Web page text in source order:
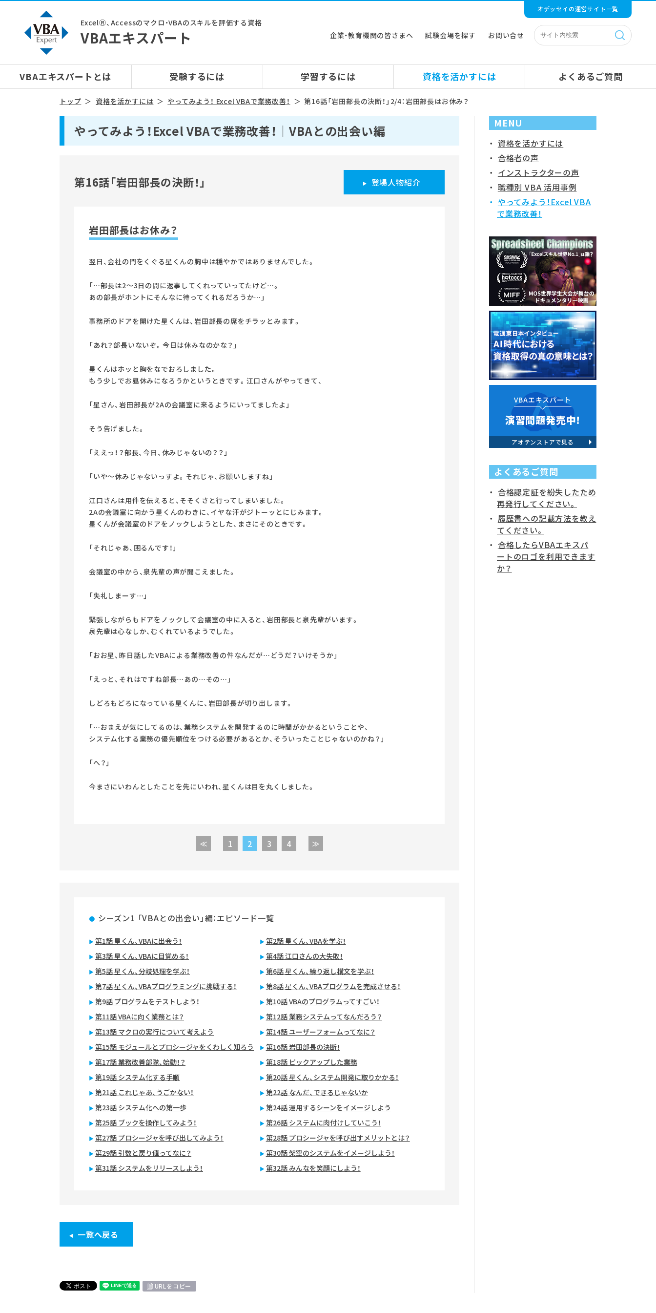
オデッセイの運営サイト一覧
ExcelⓇ、Accessのマクロ・VBAのスキルを評価する資格
VBAエキスパート 企業・教育機関の皆さまへ 試験会場を探す お問い合せ
VBAエキスパートとは 受験するには 学習するには 資格を活かすには よくあるご質問
トップ 資格を活かすには やってみよう！ Excel VBAで業務改善！ 第16話「岩田部長の決断！」2/4：岩田部長はお休み？
やってみよう！Excel VBAで業務改善！｜VBAとの出会い編
第16話「岩田部長の決断！」 登場人物紹介
岩田部長はお休み？
翌日、会社の門をくぐる星くんの胸中は穏やかではありませんでした。
「…部長は2～3日の間に返事してくれっていってたけど…。
あの部長がホントにそんなに待ってくれるだろうか…」
事務所のドアを開けた星くんは、岩田部長の席をチラッとみます。
「あれ？部長いないぞ。今日は休みなのかな？」
星くんはホッと胸をなでおろしました。
もう少しでお昼休みになろうかというときです。江口さんがやってきて、
「星さん、岩田部長が2Aの会議室に来るようにいってましたよ」
そう告げました。
「ええっ！？部長、今日、休みじゃないの？？」
「いや～休みじゃないっすよ。それじゃ、お願いしますね」
江口さんは用件を伝えると、そそくさと行ってしまいました。
2Aの会議室に向かう星くんのわきに、イヤな汗がジトーッとにじみます。
星くんが会議室のドアをノックしようとした、まさにそのときです。
「それじゃあ、困るんです！」
会議室の中から、泉先輩の声が聞こえました。
「失礼しまーす…」
緊張しながらもドアをノックして会議室の中に入ると、岩田部長と泉先輩がいます。
泉先輩は心なしか、むくれているようでした。
「おお星、昨日話したVBAによる業務改善の件なんだが…どうだ？いけそうか」
「えっと、それはですね部長…あの…その…」
しどろもどろになっている星くんに、岩田部長が切り出します。
「…おまえが気にしてるのは、業務システムを開発するのに時間がかかるということや、
システム化する業務の優先順位をつける必要があるとか、そういったことじゃないのかね？」
「へ？」
今まさにいわんとしたことを先にいわれ、星くんは目を丸くしました。
1 2 3 4
シーズン1 「VBAとの出会い」編：エピソード一覧
第1話 星くん、VBAに出会う！
第2話 星くん、VBAを学ぶ！
第3話 星くん、VBAに目覚める！
第4話 江口さんの大失敗！
第5話 星くん、分岐処理を学ぶ！
第6話 星くん、繰り返し構文を学ぶ！
第7話 星くん、VBAプログラミングに挑戦する！
第8話 星くん、VBAプログラムを完成させる！
第9話 プログラムをテストしよう！
第10話 VBAのプログラムってすごい！
第11話 VBAに向く業務とは？
第12話 業務システムってなんだろう？
第13話 マクロの実行について考えよう
第14話 ユーザーフォームってなに？
第15話 モジュールとプロシージャをくわしく知ろう
第16話 岩田部長の決断！
第17話 業務改善部隊、始動！？
第18話 ピックアップした業務
第19話 システム化する手順
第20話 星くん、システム開発に取りかかる！
第21話 これじゃあ、うごかない！
第22話 なんだ、できるじゃないか
第23話 システム化への第一歩
第24話 運用するシーンをイメージしよう
第25話 ブックを操作してみよう！
第26話 システムに肉付けしていこう！
第27話 プロシージャを呼び出してみよう！
第28話 プロシージャを呼び出すメリットとは？
第29話 引数と戻り値ってなに？
第30話 架空のシステムをイメージしよう！
第31話 システムをリリースしよう！
第32話 みんなを笑顔にしよう！
一覧へ戻る
URLをコピー
MENU
資格を活かすには
合格者の声
インストラクターの声
職種別 VBA 活用事例
やってみよう！Excel VBA
で業務改善！
VBAエキスパート
演習問題発売中!
アオテンストアで見る
よくあるご質問
合格認定証を紛失したため
再発行してください。
履歴書への記載方法を教え
てください。
合格したらVBAエキスパ
ートのロゴを利用できます
か？